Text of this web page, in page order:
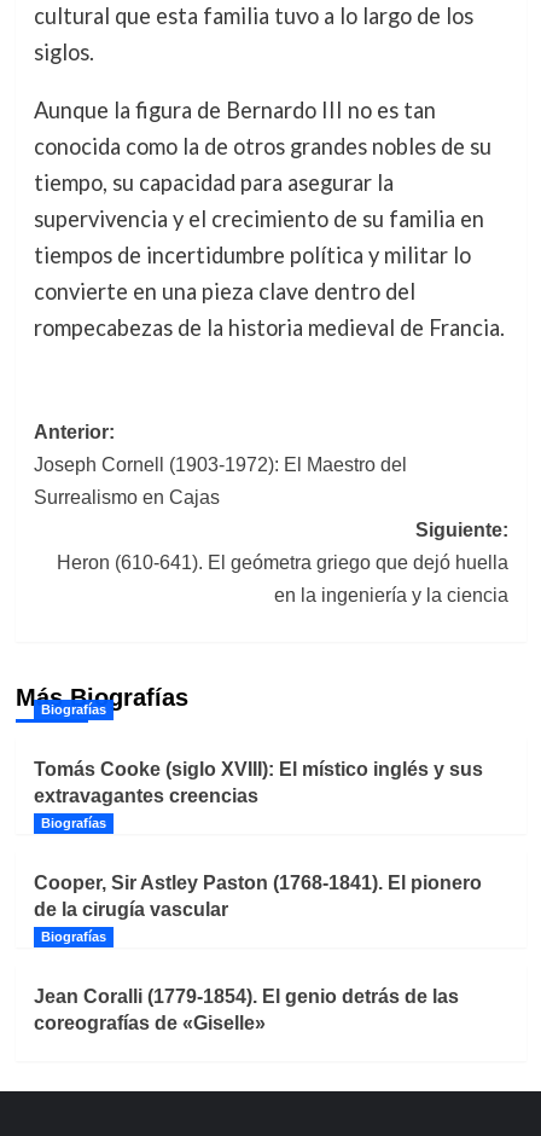
cultural que esta familia tuvo a lo largo de los
siglos.
Aunque la figura de Bernardo III no es tan
conocida como la de otros grandes nobles de su
tiempo, su capacidad para asegurar la
supervivencia y el crecimiento de su familia en
tiempos de incertidumbre política y militar lo
convierte en una pieza clave dentro del
rompecabezas de la historia medieval de Francia.
Navegación
de
Anterior:
Joseph Cornell (1903-1972): El Maestro del
Surrealismo en Cajas
Siguiente:
Heron (610-641). El geómetra griego que dejó huella
en la ingeniería y la ciencia
Más Biografías
Biografías
Tomás Cooke (siglo XVIII): El místico inglés y sus
extravagantes creencias
Biografías
Cooper, Sir Astley Paston (1768-1841). El pionero
de la cirugía vascular
Biografías
Jean Coralli (1779-1854). El genio detrás de las
coreografías de «Giselle»